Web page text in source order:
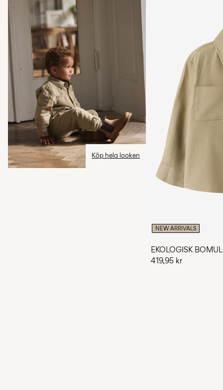
Torka på lina
Hämta hos ombud (PostNord)
Gratis från499,00 kr
Leveransalternativ
Retur & byte
Köp hela looken
NEW ARRIVALS
EKOLOGISK
419,95 kr